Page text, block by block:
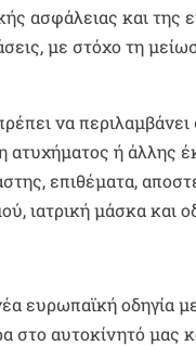
ασφάλειας και της
με στόχο τη
να
ατυχήματος ή άλλης
επιθέματα,
ιατρική μάσκα και
οδηγία με
αυτοκίνητό μας